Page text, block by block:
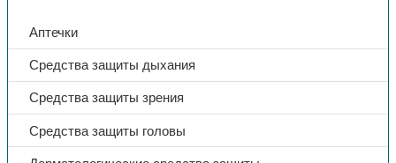
Аптечки
Средства защиты дыхания
Средства защиты зрения
Средства защиты головы